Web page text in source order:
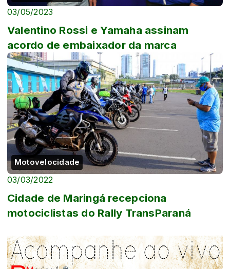
03/05/2023
Valentino Rossi e Yamaha assinam
acordo de embaixador da marca
Motovelocidade
03/03/2022
Cidade de Maringá recepciona
motociclistas do Rally TransParaná